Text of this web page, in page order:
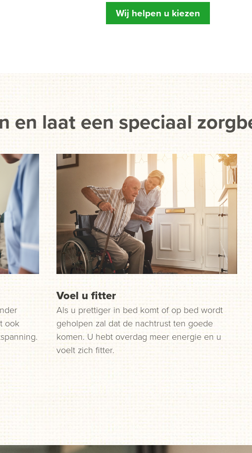
Wij helpen u kiezen
en laat een speciaal
ook
Voel u fitter
Als u prettiger in bed komt of op bed wordt
geholpen zal dat de nachtrust ten goede
komen. U hebt overdag meer energie en u
voelt zich fitter.